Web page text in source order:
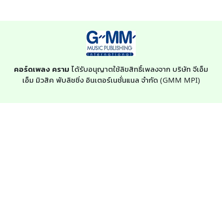
คอร์ดเพลง คราม ได้รับอนุญาตใช้ลิขสิทธิ์เพลงจาก บริษัท จีเอ็ม
เอ็ม มิวสิค พับลิชชิ่ง อินเตอร์เนชั่นแนล จำกัด (GMM MPI)